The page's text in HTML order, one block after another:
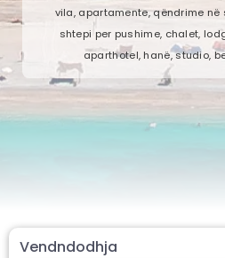
vila, apartamente, qëndrime në
shtepi per pushime, chalet,
aparthotel, hanë, studio,
Vendndodhja